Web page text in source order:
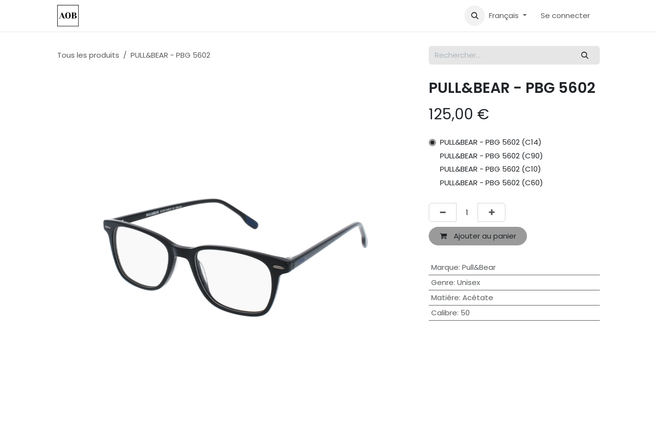
Se rendre au contenu
Français Se connecter
Tous les produits PULL&BEAR - PBG 5602
PULL&BEAR - PBG 5602
125,00 €
PULL&BEAR - PBG 5602 (C14)
PULL&BEAR - PBG 5602 (C90)
PULL&BEAR - PBG 5602 (C10)
PULL&BEAR - PBG 5602 (C60)
Ajouter au panier
Marque: Pull&Bear
Genre: Unisex
Matiére: Acétate
Calibre: 50